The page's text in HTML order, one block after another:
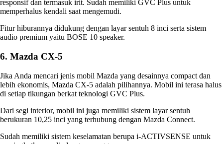
responsif dan termasuk irit. Sudah memiliki GVC Plus untuk
memperhalus kendali saat mengemudi.
Fitur hiburannya didukung dengan layar sentuh 8 inci serta sistem
audio premium yaitu BOSE 10 speaker.
6. Mazda CX-5
Jika Anda mencari jenis mobil Mazda yang desainnya compact dan
lebih ekonomis, Mazda CX-5 adalah pilihannya. Mobil ini terasa halus
di setiap tikungan berkat teknologi GVC Plus.
Dari segi interior, mobil ini juga memiliki sistem layar sentuh
berukuran 10,25 inci yang terhubung dengan Mazda Connect.
Sudah memiliki sistem keselamatan berupa i-ACTIVSENSE untuk